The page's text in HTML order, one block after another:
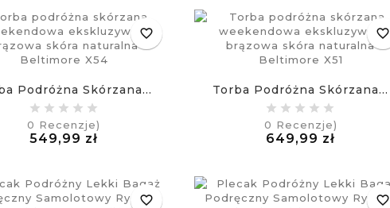
favorite_border
Podróżna Skórzana...
0 Recenzje)
549,99 zł
favorite_border
Torba Podróżna Skórzana...
0 Recenzje)
649,99 zł
favorite_border favorite_border